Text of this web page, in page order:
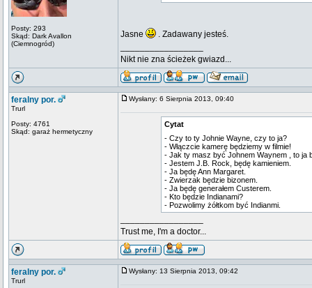
Posty: 293
Skąd: Dark Avallon
(Ciemnogród)
Jasne
. Zadawany jesteś.
Nikt nie zna ścieżek gwiazd...
feralny por.
Trurl
Posty: 4761
Skąd: garaż hermetyczny
Wysłany: 6 Sierpnia 2013, 09:40
Cytat
- Czy to ty Johnie Wayne, czy to ja?
- Włączcie kamerę będziemy w filmie!
- Jak ty masz być Johnem Waynem , to ja
- Jestem J.B. Rock, będę kamieniem.
- Ja będę Ann Margaret.
- Zwierzak będzie bizonem.
- Ja będę generałem Custerem.
- Kto będzie Indianami?
- Pozwolimy żółtkom być Indianmi.
Trust me, I'm a doctor...
feralny por.
Trurl
Wysłany: 13 Sierpnia 2013, 09:42